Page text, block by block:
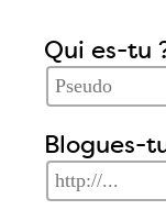
Qui es-tu
Blogues-